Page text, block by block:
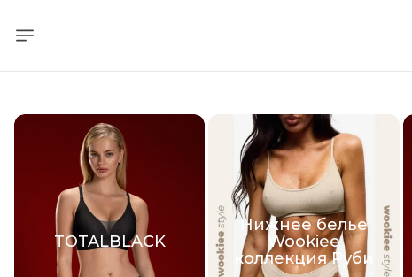
TOTALBLACK
Нижнее белье
Wookiee
коллекция Руби